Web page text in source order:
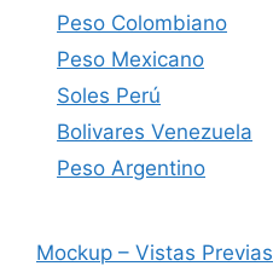
Peso Colombiano
Peso Mexicano
Soles Perú
Bolivares Venezuela
Peso Argentino
Mockup – Vistas Previas